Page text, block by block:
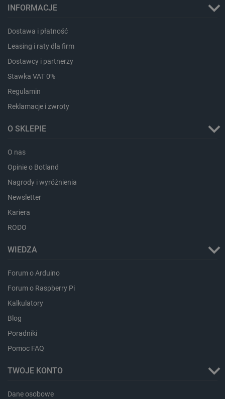
INFORMACJE
Dostawa i płatność
Leasing i raty dla firm
Dostawcy i partnerzy
Stawka VAT 0%
Regulamin
Reklamacje i zwroty
O SKLEPIE
O nas
Opinie o Botland
Nagrody i wyróżnienia
Newsletter
Kariera
RODO
WIEDZA
Forum o Arduino
Forum o Raspberry Pi
Kalkulatory
Blog
Poradniki
Pomoc FAQ
TWOJE KONTO
Dane osobowe
isListDisplay
.botland.com.pl
botland.com.pl
CookieScriptConsent